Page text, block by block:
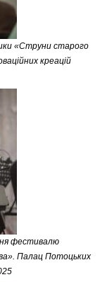
«Струни старого
креацій
фестивалю
Палац Потоцьких